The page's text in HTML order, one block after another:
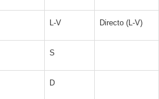
L-V Directo (L-V)
S
D